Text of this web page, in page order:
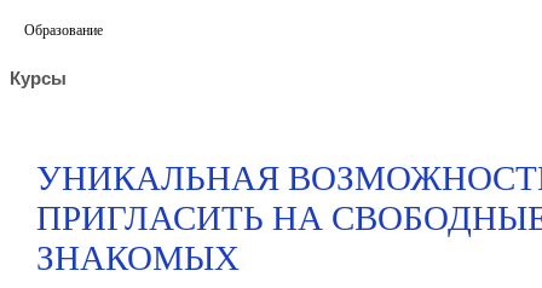
Образование
Курсы
УНИКАЛЬНАЯ
ПРИГЛАСИТЬ НА
ЗНАКОМЫХ